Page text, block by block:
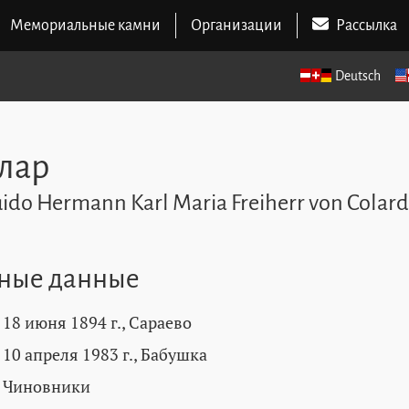
Мемориальные камни Организации Рассылка
Deutsch
Hermann Karl Maria Freiherr von Colard
данные
18 июня 1894 г., Сараево
10 апреля 1983 г., Бабушка
Чиновники